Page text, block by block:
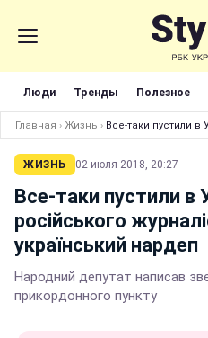
Люди Тренды Полезное
Главная › Жизнь › Все-таки пустили в
ЖИЗНЬ 02 июля 2018, 20:27
Все-таки пустили в
російського
український нардеп
Народний депутат написав
прикордонного пункту